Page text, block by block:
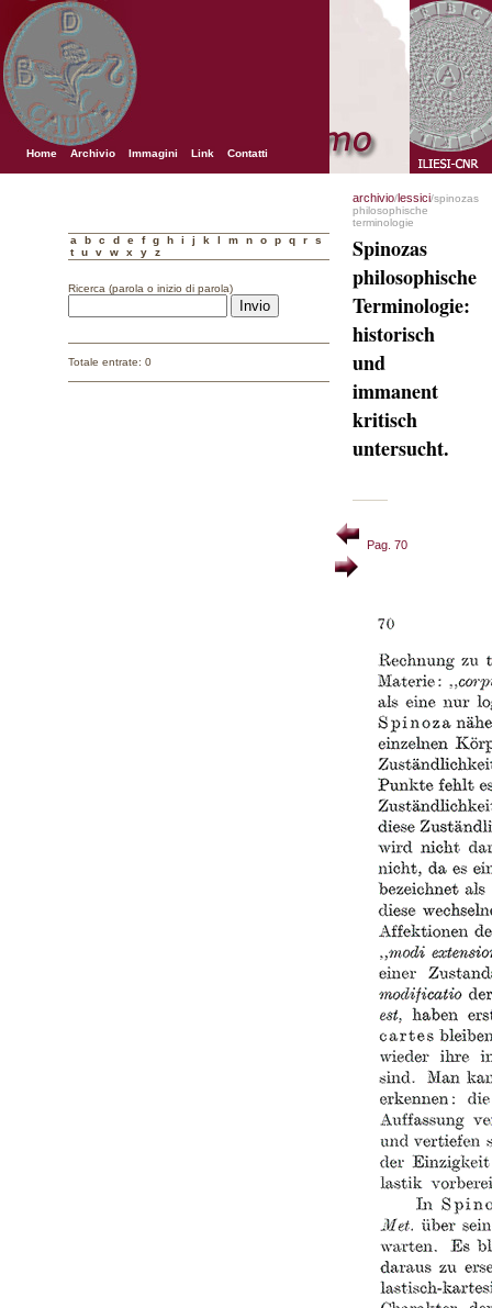
Home Archivio Immagini Link Contatti
a b c d e f g h i j k l m n o p q r
s
t
u v w x y z
Ricerca (parola o inizio di parola)
Totale entrate: 0
archivio/lessici/spinozas
philosophische
terminologie
Spinozas
philosophische
Terminologie:
historisch
und
immanent
kritisch
untersucht.
Pag. 70